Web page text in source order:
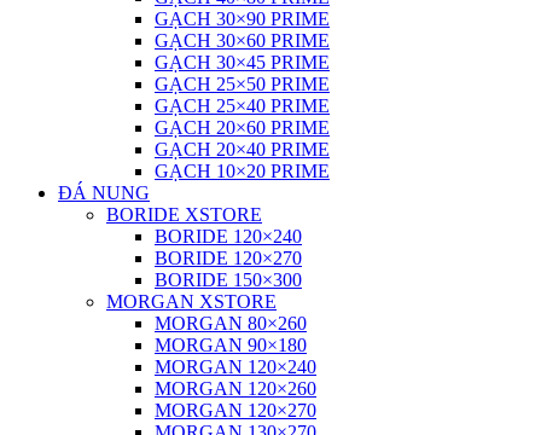
GẠCH 30×90 PRIME
GẠCH 30×60 PRIME
GẠCH 30×45 PRIME
GẠCH 25×50 PRIME
GẠCH 25×40 PRIME
GẠCH 20×60 PRIME
GẠCH 20×40 PRIME
GẠCH 10×20 PRIME
ĐÁ NUNG
BORIDE XSTORE
BORIDE 120×240
BORIDE 120×270
BORIDE 150×300
MORGAN XSTORE
MORGAN 80×260
MORGAN 90×180
MORGAN 120×240
MORGAN 120×260
MORGAN 120×270